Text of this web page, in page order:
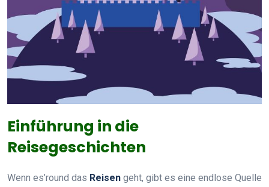
Einführung in die
Reisegeschichten
Wenn es’round das Reisen geht, gibt es eine endlose Quelle